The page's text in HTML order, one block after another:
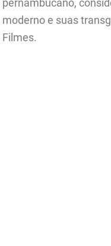
moderno e suas
Filmes.